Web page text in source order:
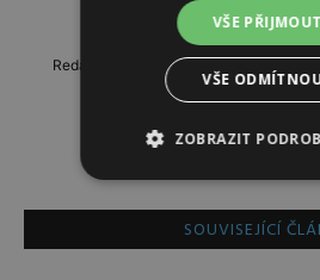
http://
Redaktorka webu Ženydívky.cz. Miluje
a módu.
SOUVISEJÍCÍ
VŠE PŘIJMOUT
VŠE
ZOBRAZIT